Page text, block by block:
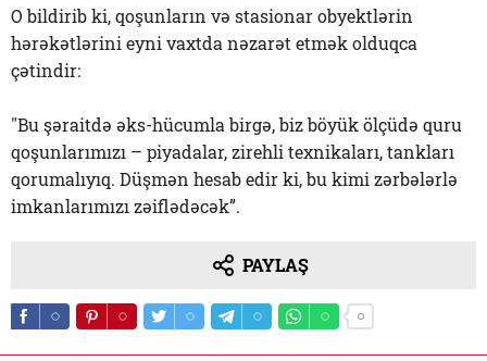
O bildirib ki, qoşunların və stasionar obyektlərin
hərəkətlərini eyni vaxtda nəzarət etmək olduqca
çətindir:
"Bu şəraitdə əks-hücumla birgə, biz böyük ölçüdə quru
qoşunlarımızı – piyadalar, zirehli texnikaları, tankları
qorumalıyıq. Düşmən hesab edir ki, bu kimi zərbələrlə
imkanlarımızı zəiflədəcək”.
PAYLAŞ